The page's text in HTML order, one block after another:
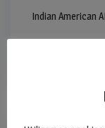
Indian American